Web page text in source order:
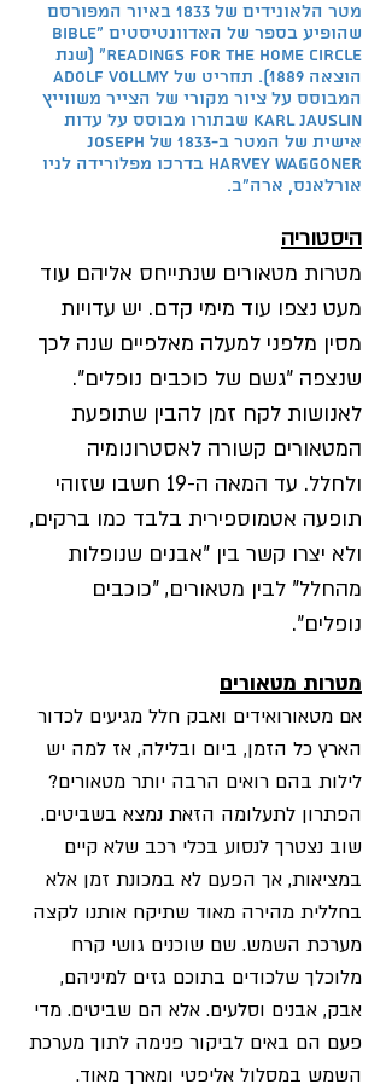
מטר הלאונידים של 1833 באיור המפורסם
שהופיע בספר של האדוונטיסטים "Bible
Readings for the Home Circle" (שנת
הוצאה 1889). תחריט של Adolf Vollmy
המבוסס על ציור מקורי של הצייר משווייץ
Karl Jauslin שבתורו מבוסס על עדות
אישית של המטר ב-1833 של Joseph
Harvey Waggoner בדרכו מפלורידה לניו
אורלאנס, ארה"ב.
היסטוריה
מטרות מטאורים שנתייחס אליהם עוד
מעט נצפו עוד מימי קדם. יש עדויות
מסין מלפני למעלה מאלפיים שנה לכך
שנצפה "גשם של כוכבים נופלים".
לאנושות לקח זמן להבין שתופעת
המטאורים קשורה לאסטרונומיה
ולחלל. עד המאה ה-19 חשבו שזוהי
תופעה אטמוספירית בלבד כמו ברקים,
ולא יצרו קשר בין "אבנים שנופלות
מהחלל" לבין מטאורים, "כוכבים
נופלים".
מטרות מטאורים
אם מטאורואידים ואבק חלל מגיעים לכדור
הארץ כל הזמן, ביום ובלילה, אז למה יש
לילות בהם רואים הרבה יותר מטאורים?
הפתרון לתעלומה הזאת נמצא בשביטים.
שוב נצטרך לנסוע בכלי רכב שלא קיים
במציאות, אך הפעם לא במכונת זמן אלא
בחללית מהירה מאוד שתיקח אותנו לקצה
מערכת השמש. שם שוכנים גושי קרח
מלוכלך שלכודים בתוכם גזים למיניהם,
אבק, אבנים וסלעים. אלא הם שביטים. מדי
פעם הם באים לביקור פנימה לתוך מערכת
השמש במסלול אליפטי ומארך מאוד.